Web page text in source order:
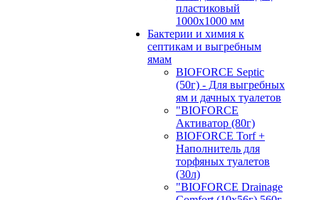
пластиковый
1000х1000 мм
Бактерии и химия к
септикам и выгребным
ямам
BIOFORCE Septic
(50г) - Для выгребных
ям и дачных туалетов
"BIOFORCE
Активатор (80г)
BIOFORCE Torf +
Наполнитель для
торфяных туалетов
(30л)
"BIOFORCE Drainage